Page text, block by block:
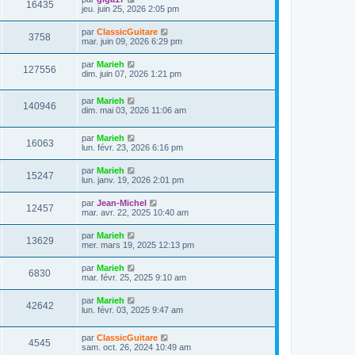
e
s
s
a
g
e
i
e
r
m
e
s
s
a
g
e
16435V
u
s
e
i
e
r
m
e
s
a
g
jeu. juin 25, 2026 2:05 pm
3758
u
D
e
i
e
r
m
e
s
s
a
g
par ClassicGuitare
mar. juin 09, 2026 6:29 pm
127556
u
s
D
e
n
i
e
m
e
s
s
a
g
par Marieh
dim. juin 07, 2026 1:21 pm
140946
u
D
e
n
i
e
e
s
s
a
g
e
par Marieh
dim. mai 03, 2026 11:06 am
16063V
u
s
D
e
i
e
r
m
e
s
s
a
g
e
par Marieh
lun. févr. 23, 2026 6:16 pm
15247V
u
s
D
e
i
e
r
m
e
s
s
a
g
e
par Marieh
lun. janv. 19, 2026 2:01 pm
12457V
u
D
e
i
e
r
m
e
s
s
a
g
e
par Jean-Michel
mar. avr. 22, 2025 10:40 am
13629V
u
s
D
e
i
e
r
m
e
s
a
g
par Marieh
mer. mars 19, 2025 12:13 pm
6830V
u
D
e
i
e
e
s
par Marieh
mar. févr. 25, 2025 9:10 am
42642V
u
D
e
n
i
e
par Marieh
lun. févr. 03, 2025 9:47 am
4545
D
e
par ClassicGuitare
sam. oct. 26, 2024 10:49 am